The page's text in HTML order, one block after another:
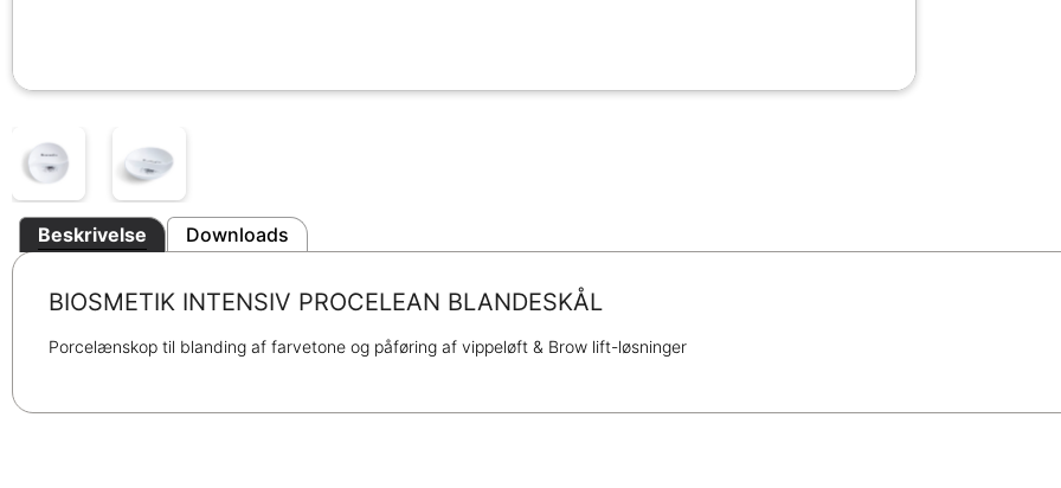
Beskrivelse Downloads
BIOSMETIK INTENSIV PROCELEAN BLANDESKÅL
Porcelænskop til blanding af farvetone og påføring af vippeløft & Brow lift-løsninger